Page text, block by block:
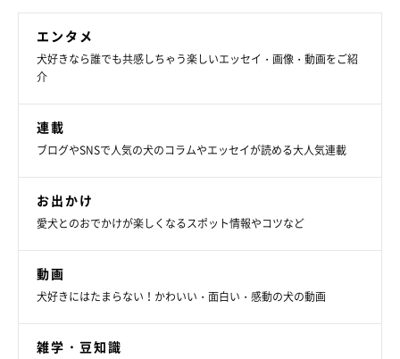
エンタメ
犬好きなら誰でも共感しちゃう楽しいエッセイ・画像・動画をご紹
介
連載
ブログやSNSで人気の犬のコラムやエッセイが読める大人気連載
お出かけ
愛犬とのおでかけが楽しくなるスポット情報やコツなど
動画
犬好きにはたまらない！かわいい・面白い・感動の犬の動画
雑学・豆知識